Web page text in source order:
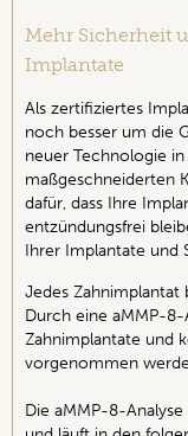
Mehr Sicherheit
Implantate
Als zertifiziertes
noch besser um die
neuer Technologie
maßgeschneiderten
dafür, dass Ihre
entzündungsfrei
Ihrer Implantate und
Jedes Zahnimplantat
Durch eine aMMP-8-
Zahnimplantate und
vorgenommen
Die aMMP-8-